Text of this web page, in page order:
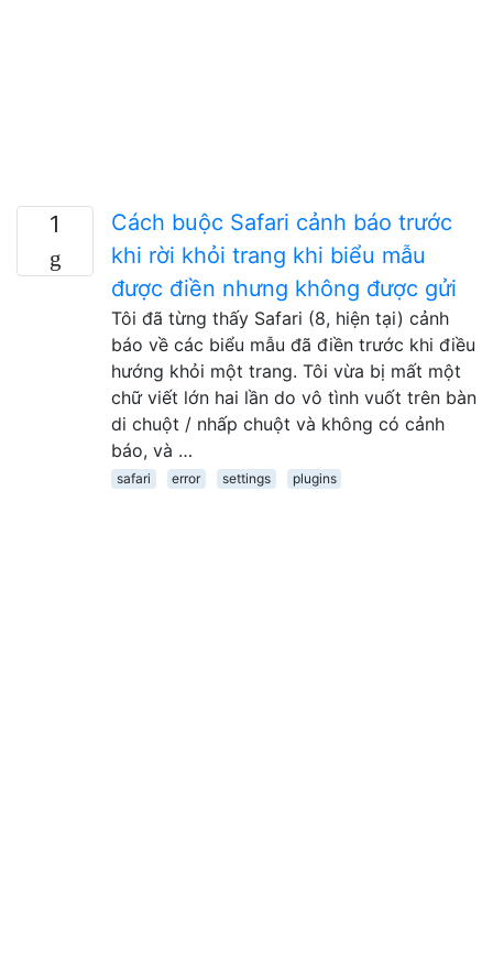
1
Cách buộc Safari cảnh báo trước
khi rời khỏi trang khi biểu mẫu
được điền nhưng không được gửi
Tôi đã từng thấy Safari (8, hiện tại) cảnh
báo về các biểu mẫu đã điền trước khi điều
hướng khỏi một trang. Tôi vừa bị mất một
chữ viết lớn hai lần do vô tình vuốt trên bàn
di chuột / nhấp chuột và không có cảnh
báo, và …
safari error settings plugins